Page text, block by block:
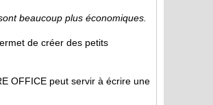
beaucoup plus économiques.
de créer des petits
OFFICE peut servir à écrire une